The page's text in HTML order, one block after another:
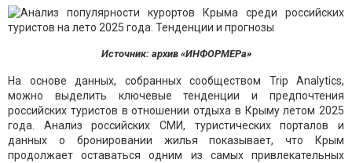
Источник: архив «ИНФОРМЕРа»
На основе данных, собранных сообществом Trip Analytics,
можно выделить ключевые тенденции и предпочтения
российских туристов в отношении отдыха в Крыму летом 2025
года. Анализ российских СМИ, туристических порталов и
данных о бронировании жилья показывает, что Крым
продолжает оставаться одним из самых привлекательных